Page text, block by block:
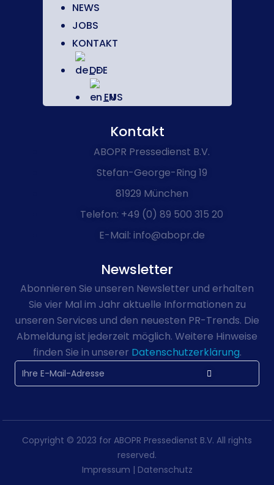
NEWS
JOBS
KONTAKT
DE
EN
Kontakt
ABOPR Pressedienst B.V.
Stefan-George-Ring 19
81929 München
Telefon: +49 (0) 89 500 315 20
E-Mail: info@abopr.de
Newsletter
Abonnieren Sie unseren Newsletter und erhalten
Sie vier Mal im Jahr aktuelle Informationen zu
unseren Services und den neuesten PR-Trends. Die
Abmeldung ist jederzeit möglich. Weitere Hinweise
finden Sie in unserer Datenschutzerklärung.
Copyright © 2023 for ABOPR Pressedienst B.V. All rights
reserved.
Impressum | Datenschutz